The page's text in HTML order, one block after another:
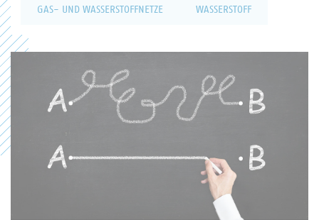
GAS- UND WASSERSTOFFNETZE WASSERSTOFF